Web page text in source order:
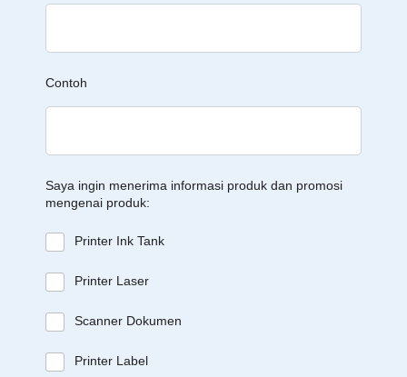
Contoh
Saya ingin menerima informasi produk dan promosi
mengenai produk:
Printer Ink Tank
Printer Laser
Scanner Dokumen
Printer Label